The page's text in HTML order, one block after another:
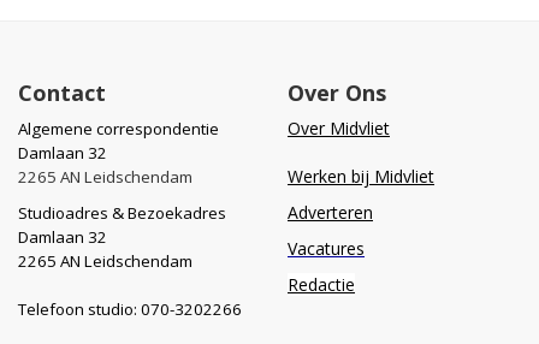
Contact
Algemene correspondentie
Damlaan 32
2265 AN Leidschendam
Studioadres & Bezoekadres
Damlaan 32
2265 AN Leidschendam
Telefoon studio: 070-3202266
Over Ons
Over Midvliet
Werken bij Midvliet
Adverteren
Vacatures
Redactie